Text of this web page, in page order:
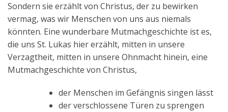
Sondern sie erzählt von Christus, der zu bewirken
vermag, was wir Menschen von uns aus niemals
könnten. Eine wunderbare Mutmachgeschichte ist es,
die uns St. Lukas hier erzählt, mitten in unsere
Verzagtheit, mitten in unsere Ohnmacht hinein, eine
Mutmachgeschichte von Christus,
der Menschen im Gefängnis singen lässt
der verschlossene Türen zu sprengen